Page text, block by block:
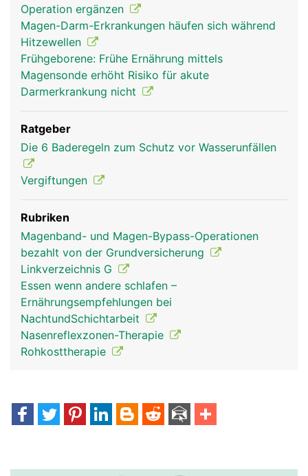
Operation ergänzen
Magen-Darm-Erkrankungen häufen sich während
Hitzewellen
Frühgeborene: Frühe Ernährung mittels
Magensonde erhöht Risiko für akute
Darmerkrankung nicht
Ratgeber
Die 6 Baderegeln zum Schutz vor Wasserunfällen
Vergiftungen
Rubriken
Magenband- und Magen-Bypass-Operationen
bezahlt von der Grundversicherung
Linkverzeichnis G
Essen wenn andere schlafen –
Ernährungsempfehlungen bei
NachtundSchichtarbeit
Nasenreflexzonen-Therapie
Rohkosttherapie